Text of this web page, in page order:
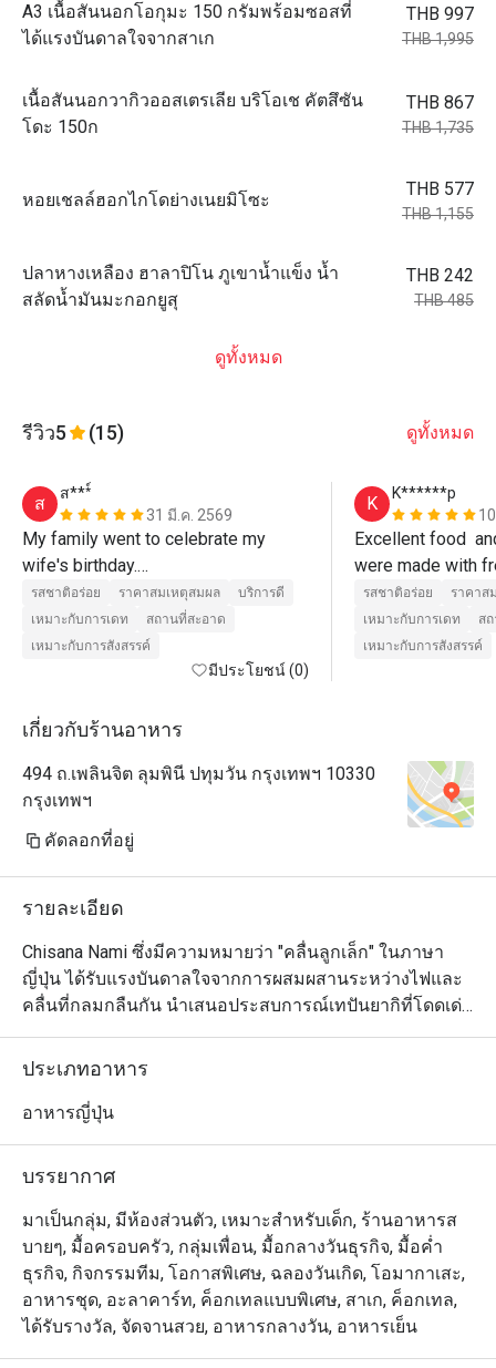
A3 เนื้อสันนอกโอกุมะ 150 กรัมพร้อมซอสที่
ได้แรงบันดาลใจจากสาเก
THB 997
THB 1,995
เนื้อสันนอกวากิวออสเตรเลีย บริโอเช คัตสึซัน
โดะ 150ก
THB 867
THB 1,735
หอยเชลล์ฮอกไกโดย่างเนยมิโซะ
THB 577
THB 1,155
ปลาหางเหลือง ฮาลาปิโน ภูเขาน้ำแข็ง น้ำ
สลัดน้ำมันมะกอกยูสุ
THB 242
THB 485
ดูทั้งหมด
รีวิว5 (15) ดูทั้งหมด
ส
ส***์
31 มี.ค. 2569
My family went to celebrate my
wife's birthday.
The kids were enjoying the show
presented by the chef. The service
staff was also attentive and helpful.
Always asking if they could assist
As for the food, it was delicious. The
The restaurant and staffs somehow
surprised us by bringing an Ice
cream top with a candle for my
wife's birthday. Almost all the staff
came out to sing Happy Birthday for
my wife. She was very happy about
it. These small details create a
remembrance in our mind and we will
definitely come back.
Wife is happy, kids are happy - I am
happy.
Thank you to the team for your great
service and delicious food. We will
definitely visit again.
รสชาติอร่อย ราคาสมเหตุสมผล
บริการดี
เหมาะกับการเดท
สถานที่สะอาด
เหมาะกับการสังสรรค์
มีประโยชน์ (0)
K
K******p
Excellent food
were made with
and cooked to
us.
รสชาติอร่อย
ราคาส
เหมาะกับการเดท
ส
เหมาะกับการสังสรรค์
เกี่ยวกับร้านอาหาร
494 ถ.เพลินจิต ลุมพินี ปทุมวัน กรุงเทพฯ 10330
กรุงเทพฯ
คัดลอกที่อยู่
รายละเอียด
Chisana Nami ซึ่งมีความหมายว่า "คลื่นลูกเล็ก" ในภาษา
ญี่ปุ่น ได้รับแรงบันดาลใจจากการผสมผสานระหว่างไฟและ
คลื่นที่กลมกลืนกัน นำเสนอประสบการณ์เทปันยากิที่โดดเด่น
ในการเตรียมอาหารทะเล เนื้อสัตว์ และผักที่สดใหม่ด้วยกลิ่น
อายที่แท้จริงและความทันสมัย การตกแต่งภายในแบบเซน
บรรยากาศที่หรูหรา พื้นที่นี้โดดเด่นด้วยโทนสีเดียว เน้นด้วย
ประเภทอาหาร
อาหารญี่ปุ่น
บรรยากาศ
มาเป็นกลุ่ม, มีห้องส่วนตัว, เหมาะสำหรับเด็ก, ร้านอาหารส
บายๆ, มื้อครอบครัว, กลุ่มเพื่อน, มื้อกลางวันธุรกิจ, มื้อค่ำ
ธุรกิจ, กิจกรรมทีม, โอกาสพิเศษ, ฉลองวันเกิด, โอมากาเสะ,
อาหารชุด, อะลาคาร์ท, ค็อกเทลแบบพิเศษ, สาเก, ค็อกเทล,
ได้รับรางวัล, จัดจานสวย, อาหารกลางวัน, อาหารเย็น